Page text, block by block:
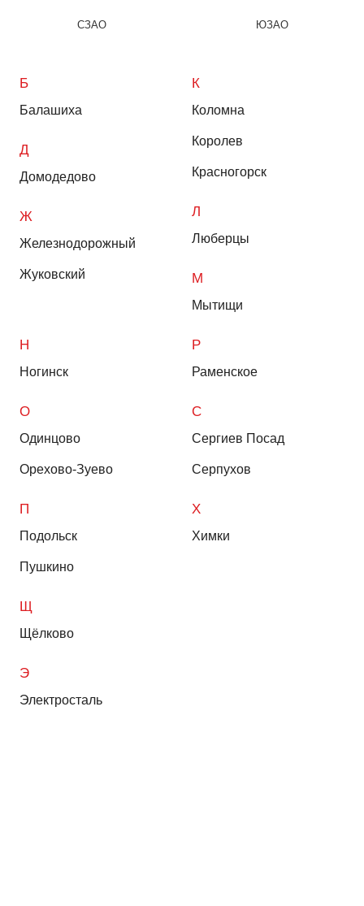
СЗАО ЮЗАО
Б
Балашиха
Д
Домодедово
Ж
Железнодорожный
Жуковский
К
Коломна
Королев
Красногорск
Л
Люберцы
М
Мытищи
Н
Ногинск
О
Одинцово
Орехово-Зуево
П
Подольск
Пушкино
Р
Раменское
С
Сергиев Посад
Серпухов
Х
Химки
Щ
Щёлково
Э
Электросталь